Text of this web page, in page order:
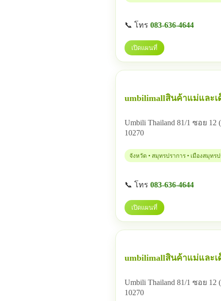
📞 โทร 083-636-4644
เปิดแผนที่
umbilimallสินค้าแม่และเ
Umbili Thailand 81/1 ซอย
10270
จังหวัด • สมุทรปราการ • เมืองสมุทร
📞 โทร 083-636-4644
เปิดแผนที่
umbilimallสินค้าแม่และเ
Umbili Thailand 81/1 ซอย
10270